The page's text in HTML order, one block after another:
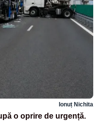
Ionuț Nichita
o oprire de urgență.